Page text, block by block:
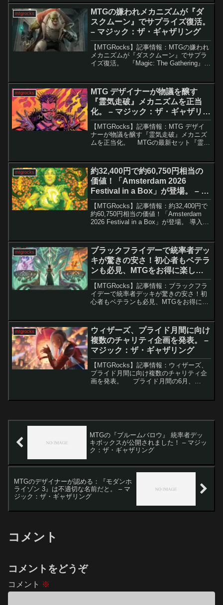
が続いており、プ...
mtgrocks
MTGの嫌われメカニズムが『ダ
スクムーン』でサプライズ復活。
– マジック：ザ・ギャザリング
【MTGRocks】記事情報：MTGの嫌われ
メカニズムが『ダスクムーン』でサプラ
イズ復活。 『Magic: The Gathering』
アンティ、バンド、そして...
mtgrocks
MTG デザイナーが物議を醸す
『霊気走破』メカニズムを正当
化。 – マジック：ザ・ギャザリン
グ
【MTGRocks】記事情報：MTG デザイ
ナーが物議を醸す『霊気走破』メカニズ
ムを正当化。 MTGの最新セット『霊気
するまでに数ターンかかる仕様に対し、
多くのプ...
mtgrocks
約32,400円で約60,750円相当の
価値！「Amsterdam 2026
Festival in a Box」が登場。 – マ
ジック：ザ・ギャザリング
【MTGRocks】記事情報：約32,400円で
約60,750円相当の価値！「Amsterdam
2026 Festival in a Box」が登場。 導入ウ
mtgrocks
ブラックフライデーで統率者デッ
キが驚きの安さ！初心者もベテラ
ンも必見、MTGをお得に楽しむ
チャンスを逃すな！。 -マジッ
ク：ザ・ギャザリング
【MTGRocks】記事情報：ブラックフラ
イデーで統率者デッキが驚きの安さ！初
心者もベテランも必見、MTGをお得に楽
愛されるカードゲームですが、そのコス
トは決して安く...
mtgrocks
ウィザーズ、プライド月間に向け
複数のチャリティ企画を発表。 –
マジック：ザ・ギャザリング
【MTGRocks】記事情報：ウィザーズ、
プライド月間に向け複数のチャリティ企
画を発表。 プライド月間の6月、
MTGの『ブルームバロウ』 統率者デッ
キボックスが公開されました！ – マジッ
ク：ザ・ギャザリング
MTGのデザイナーが認める：『モダンホ
ライゾン 3』は不適切な名前だと。 – マ
ジック：ザ・ギャザリング
コメント
コメントをどうぞ
コメント ※